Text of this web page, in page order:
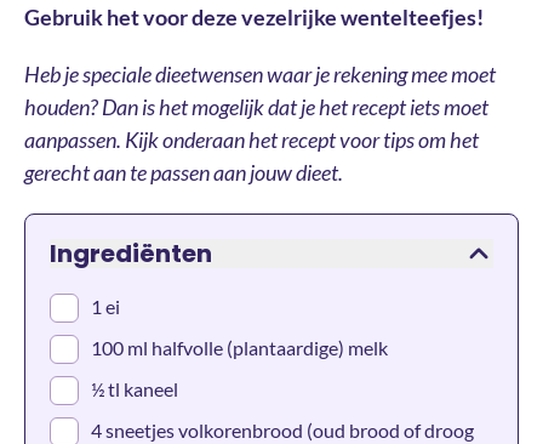
Ingrediënten
1 ei
100 ml halfvolle (plantaardige) melk
½ tl kaneel
4 sneetjes volkorenbrood (oud brood of droog
Gebruik het voor deze vezelrijke wentelteefjes!
Heb je speciale dieetwensen waar je rekening mee moet
houden? Dan is het mogelijk dat je het recept iets moet
aanpassen. Kijk onderaan het recept voor tips om het
gerecht aan te passen aan jouw dieet.